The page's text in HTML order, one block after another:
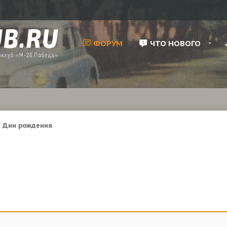
ФОРУМ ЧТО НОВОГО
Дни рождения